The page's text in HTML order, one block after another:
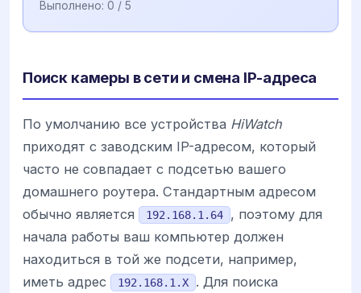
Выполнено: 0 / 5
Поиск камеры в сети и смена IP-адреса
По умолчанию все устройства HiWatch
приходят с заводским IP-адресом, который
часто не совпадает с подсетью вашего
домашнего роутера. Стандартным адресом
обычно является
192.168.1.64
, поэтому для
начала работы ваш компьютер должен
находиться в той же подсети, например,
иметь адрес
192.168.1.X
. Для поиска